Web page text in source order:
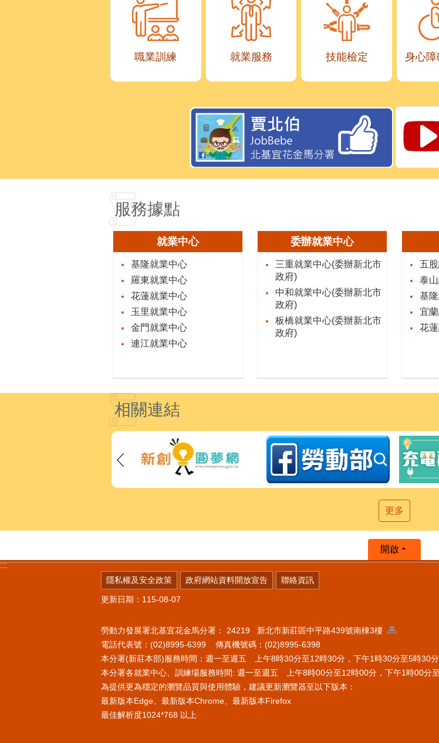
職業訓練 就業服務 技能檢定 身心
服務據點
就業中心
基隆就業中心
羅東就業中心
花蓮就業中心
玉里就業中心
金門就業中心
連江就業中心
委辦就業中心
三重就業中心(委辦新北市
政府)
中和就業中心(委辦新北市
政府)
板橋就業中心(委辦新北市
政府)
五
泰
基
宜
花
相關連結
更多
:::
開啟
隱私權及安全政策 政府網站資料開放宣告 聯絡資訊
更新日期：115-08-07
勞動力發展署北基宜花金馬分署： 24219 新北市新莊區中平路439號南棟3樓
電話代表號：(02)8995-6399 傳真機號碼：(02)8995-6398
本分署(新莊本部)服務時間：週一至週五 上午8時30分至12時30分，下午1時30分至5時30分
本分署各就業中心、訓練場服務時間: 週一至週五 上午8時00分至12時00分，下午1時00分
為提供更為穩定的瀏覽品質與使用體驗，建議更新瀏覽器至以下版本：
最新版本Edge、最新版本Chrome、最新版本Firefox
最佳解析度1024*768 以上